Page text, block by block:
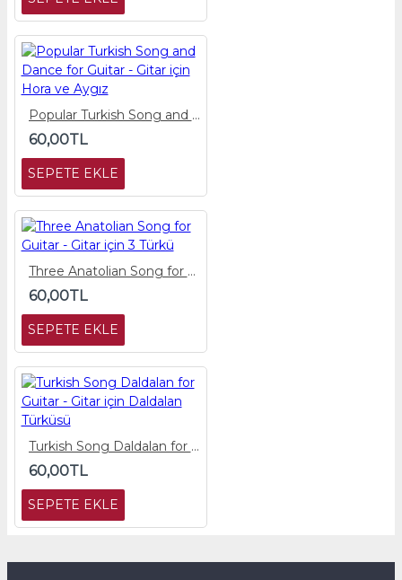
Popular Turkish Song and Dance for Guitar - Gitar için Hora ve Aygız
60,00TL
SEPETE EKLE
Three Anatolian Song for Guitar - Gitar için 3 Türkü
60,00TL
SEPETE EKLE
Turkish Song Daldalan for Guitar - Gitar için Daldalan Türküsü
60,00TL
SEPETE EKLE